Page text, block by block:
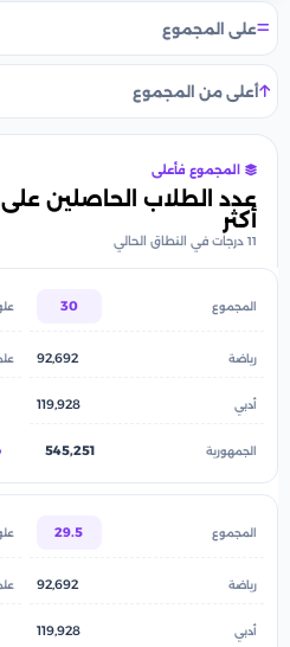
على المجموع
أعلى من المجموع
المجموع فأعلى
عدد الطلاب الحاصلين على
أكثر
11 درجات في النطاق الحالي
30
92,692
119,928
545,251
29.5
92,692
119,928